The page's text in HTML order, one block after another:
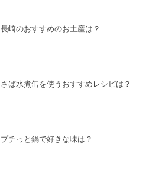
長崎のおすすめのお土産は？
さば水煮缶を使うおすすめレシピは？
プチっと鍋で好きな味は？